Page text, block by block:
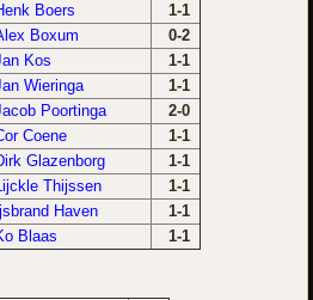
Boers
1-1
Boxum
0-2
Kos
1-1
Wieringa
1-1
Poortinga
2-0
Coene
1-1
Glazenborg
1-1
Thijssen
1-1
Haven
1-1
Blaas 1-1